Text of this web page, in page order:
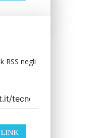
RSS negli